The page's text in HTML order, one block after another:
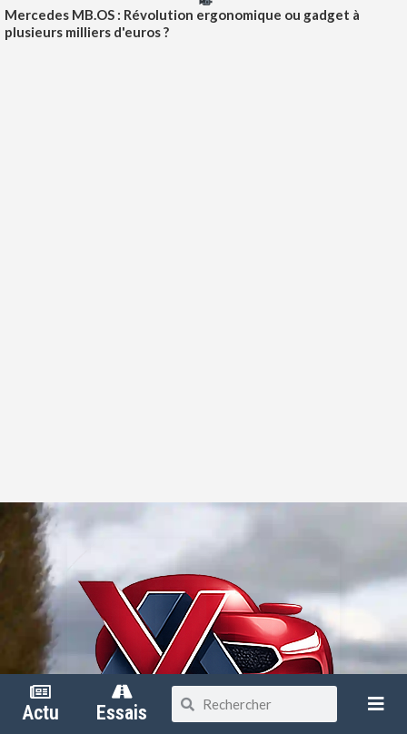
Mercedes MB.OS : Révolution ergonomique ou gadget à
plusieurs milliers d'euros ?
Actu Essais